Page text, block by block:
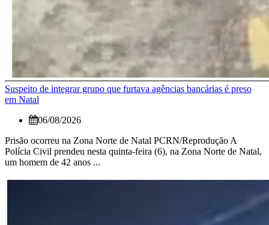
Suspeito de integrar grupo que furtava agências bancárias é preso
em Natal
06/08/2026
Prisão ocorreu na Zona Norte de Natal PCRN/Reprodução A
Polícia Civil prendeu nesta quinta-feira (6), na Zona Norte de Natal,
um homem de 42 anos ...